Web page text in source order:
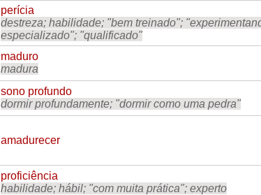
perícia
destreza; habilidade; "bem treinado";
especializado"; "qualificado"
maduro
madura
sono profundo
dormir profundamente; "dormir como uma pedra"
amadurecer
proficiência
habilidade; hábil; "com muita prática"; experto